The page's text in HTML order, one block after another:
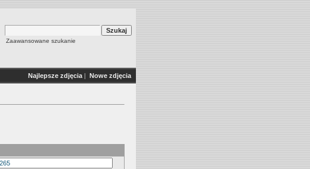
Zaawansowane szukanie
Najlepsze zdjęcia | Nowe zdjęcia